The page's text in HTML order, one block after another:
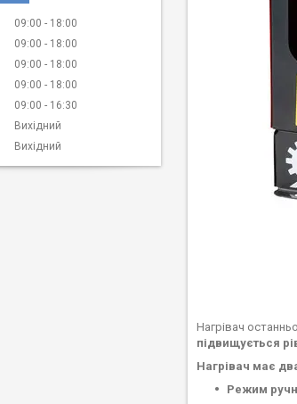
Нагрівач
підвищується
Нагрівач має
Режим
09:00
18:00
09:00
18:00
09:00
18:00
09:00
18:00
09:00
16:30
Вихідний
Вихідний